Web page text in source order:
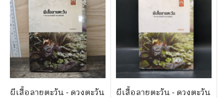
ผีเสื้อลายตะวัน - ดวงตะวัน ผีเสื้อลายตะวัน - ดวงตะวัน